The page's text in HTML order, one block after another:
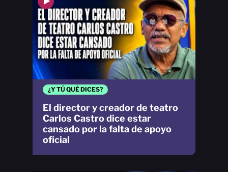
¿Y TÚ QUÉ DICES?
El director y creador de teatro
Carlos Castro dice estar
cansado por la falta de apoyo
oficial